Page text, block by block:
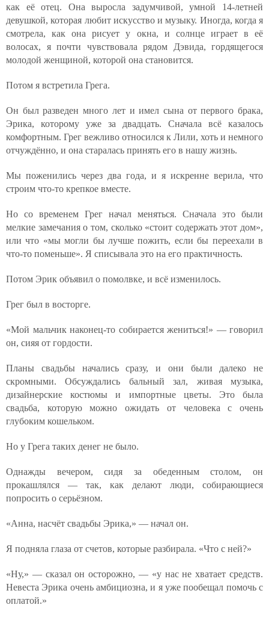
как её отец. Она выросла задумчивой, умной 14-летней
девушкой, которая любит искусство и музыку. Иногда, когда я
смотрела, как она рисует у окна, и солнце играет в её
волосах, я почти чувствовала рядом Дэвида, гордящегося
молодой женщиной, которой она становится.
Потом я встретила Грега.
Он был разведен много лет и имел сына от первого брака,
Эрика, которому уже за двадцать. Сначала всё казалось
комфортным. Грег вежливо относился к Лили, хоть и немного
отчуждённо, и она старалась принять его в нашу жизнь.
Мы поженились через два года, и я искренне верила, что
строим что-то крепкое вместе.
Но со временем Грег начал меняться. Сначала это были
мелкие замечания о том, сколько «стоит содержать этот дом»,
или что «мы могли бы лучше пожить, если бы переехали в
что-то поменьше». Я списывала это на его практичность.
Потом Эрик объявил о помолвке, и всё изменилось.
Грег был в восторге.
«Мой мальчик наконец-то собирается жениться!» — говорил
он, сияя от гордости.
Планы свадьбы начались сразу, и они были далеко не
скромными. Обсуждались бальный зал, живая музыка,
дизайнерские костюмы и импортные цветы. Это была
свадьба, которую можно ожидать от человека с очень
глубоким кошельком.
Но у Грега таких денег не было.
Однажды вечером, сидя за обеденным столом, он
прокашлялся — так, как делают люди, собирающиеся
попросить о серьёзном.
«Анна, насчёт свадьбы Эрика,» — начал он.
Я подняла глаза от счетов, которые разбирала. «Что с ней?»
«Ну,» — сказал он осторожно, — «у нас не хватает средств.
Невеста Эрика очень амбициозна, и я уже пообещал помочь с
оплатой.»